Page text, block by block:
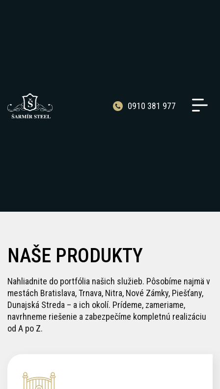
0910 381 977
NAŠE PRODUKTY
Nahliadnite do portfólia našich služieb. Pôsobíme najmä v
mestách Bratislava, Trnava, Nitra, Nové Zámky, Piešťany,
Dunajská Streda – a ich okolí. Prídeme, zameriame,
navrhneme riešenie a zabezpečíme kompletnú realizáciu
od A po Z.